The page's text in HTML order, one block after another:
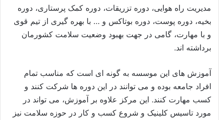
مدیریت راه هوایی، دوره تزریقات، دوره کمک پرستاری، دوره
بخیه، دوره پوست، دوره بوتاکس و … با بهره گیری از تیم قوی
و با مهارت، گامی در جهت بهبود وضعیت سلامت کشورمان
برداشته اند.
آموزش های این موسسه به گونه ای است که مناسب تمام
افراد جامعه بوده و می توانند در این دوره ها شرکت کنند و
کسب مهارت کنند. این مرکز علاوه بر آموزش، می تواند در
مورد تاسیس کلینیک و شروع کسب و کار در حوزه سلامت نیز